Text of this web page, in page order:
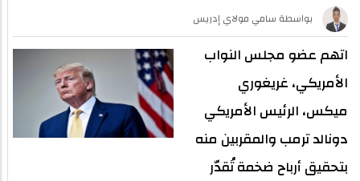
بواسطة سامي مولاي إدريس
اتهم عضو مجلس النواب
الأمريكي، غريغوري
ميكس، الرئيس الأمريكي
دونالد ترمب والمقربين منه
بتحقيق أرباح ضخمة تُقدّر